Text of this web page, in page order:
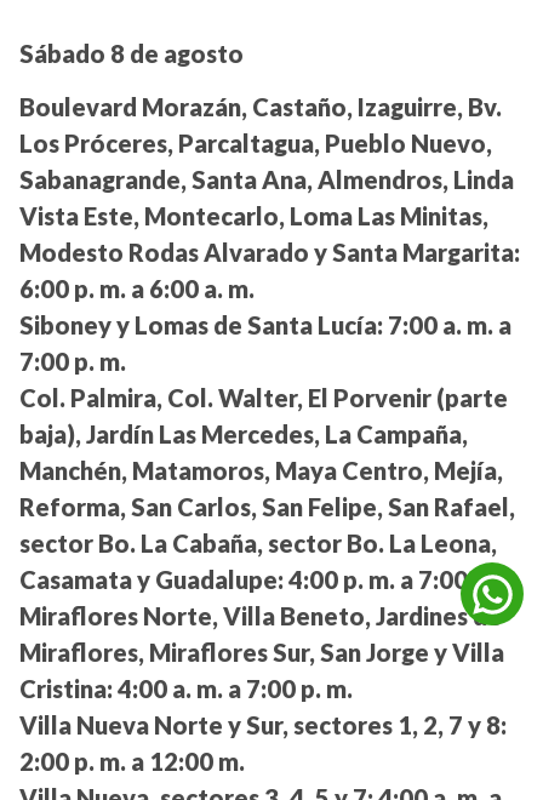
Sábado 8 de agosto
Boulevard Morazán, Castaño, Izaguirre, Bv.
Los Próceres, Parcaltagua, Pueblo Nuevo,
Sabanagrande, Santa Ana, Almendros, Linda
Vista Este, Montecarlo, Loma Las Minitas,
Modesto Rodas Alvarado y Santa Margarita:
6:00 p. m. a 6:00 a. m.
Siboney y Lomas de Santa Lucía: 7:00 a. m. a
7:00 p. m.
Col. Palmira, Col. Walter, El Porvenir (parte
baja), Jardín Las Mercedes, La Campaña,
Manchén, Matamoros, Maya Centro, Mejía,
Reforma, San Carlos, San Felipe, San Rafael,
sector Bo. La Cabaña, sector Bo. La Leona,
Casamata y Guadalupe: 4:00 p. m. a 7:00 a. m.
Miraflores Norte, Villa Beneto, Jardines de
Miraflores, Miraflores Sur, San Jorge y Villa
Cristina: 4:00 a. m. a 7:00 p. m.
Villa Nueva Norte y Sur, sectores 1, 2, 7 y 8:
2:00 p. m. a 12:00 m.